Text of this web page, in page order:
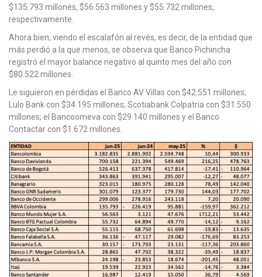
$135.793 millones, $56.563 millones y $55.732 millones,
respectivamente.
Ahora bien, viendo el escalafón al revés, es decir, de la entidad que
más perdió a la que menos, se observa que Banco Pichincha
registró el mayor balance negativo al quinto mes del año con
$80.522 millones.
Le siguieron en pérdidas el Banco AV Villas con $42.551 millones;
Lulo Bank con $34.195 millones; Scotiabank Colpatria con $31.550
millones; el Bancoomeva con $29.140 millones y el Banco
Contactar con $1.672 millones.